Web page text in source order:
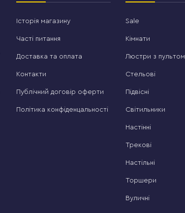
Історія магазину
Часті питання
Доставка та оплата
Контакти
Публічний договір оферти
Політика конфіденцальності
Sale
Кімнати
Люстри з пультом
Стельові
Підвісні
Світильники
Настінні
Трекові
Настільні
Торшери
Вуличні